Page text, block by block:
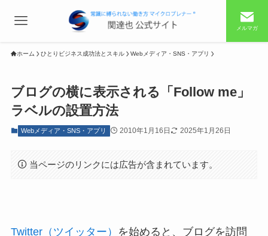
メルマガ
ホーム ひとりビジネス成功法とスキル Webメディア・SNS・アプリ
ブログの横に表示される「Follow me」
ラベルの設置方法
Webメディア・SNS・アプリ 2010年1月16日 2025年1月26日
当ページのリンクには広告が含まれています。
Twitter（ツイッター）
を始めると、ブログを訪問